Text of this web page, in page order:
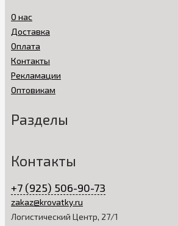
О нас
Доставка
Оплата
Контакты
Рекламации
Оптовикам
Разделы
Контакты
+7 (925) 506-90-73
zakaz@krovatky.ru
Логистический Центр, 27/1